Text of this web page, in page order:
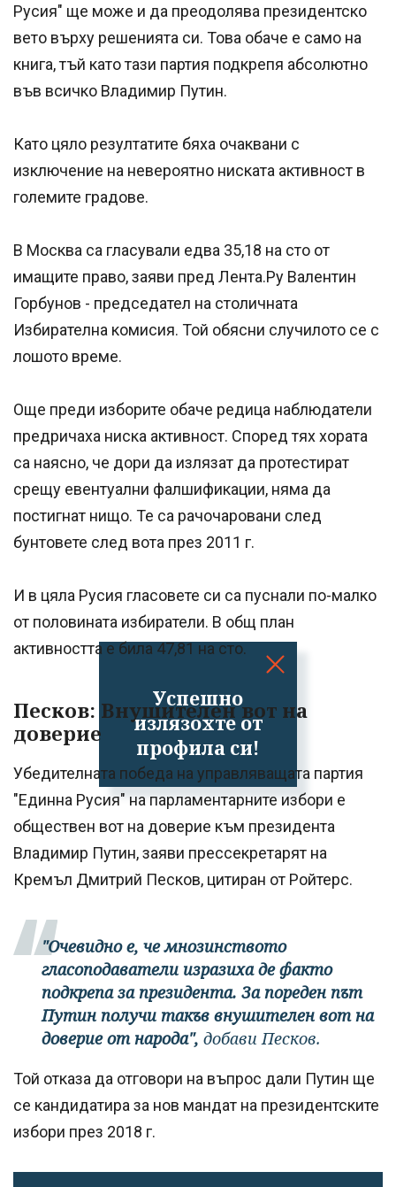
Успешно
излязохте от
профила си!
Русия" ще може и да преодолява президентско
вето върху решенията си. Това обаче е само на
книга, тъй като тази партия подкрепя абсолютно
във всичко Владимир Путин.
Като цяло резултатите бяха очаквани с
изключение на невероятно ниската активност в
големите градове.
В Москва са гласували едва 35,18 на сто от
имащите право, заяви пред Лента.Ру Валентин
Горбунов - председател на столичната
Избирателна комисия. Той обясни случилото се с
лошото време.
Още преди изборите обаче редица наблюдатели
предричаха ниска активност. Според тях хората
са наясно, че дори да излязат да протестират
срещу евентуални фалшификации, няма да
постигнат нищо. Те са рачочаровани след
бунтовете след вота през 2011 г.
И в цяла Русия гласовете си са пуснали по-малко
от половината избиратели. В общ план
активността е била 47,81 на сто.
Песков: Внушителен вот на
доверие
Убедителната победа на управляващата партия
"Единна Русия" на парламентарните избори е
обществен вот на доверие към президента
Владимир Путин, заяви прессекретарят на
Кремъл Дмитрий Песков, цитиран от Ройтерс.
"Очевидно е, че мнозинството
гласоподаватели изразиха де факто
подкрепа за президента. За пореден път
Путин получи такъв внушителен вот на
доверие от народа", добави Песков.
Той отказа да отговори на въпрос дали Путин ще
се кандидатира за нов мандат на президентските
избори през 2018 г.